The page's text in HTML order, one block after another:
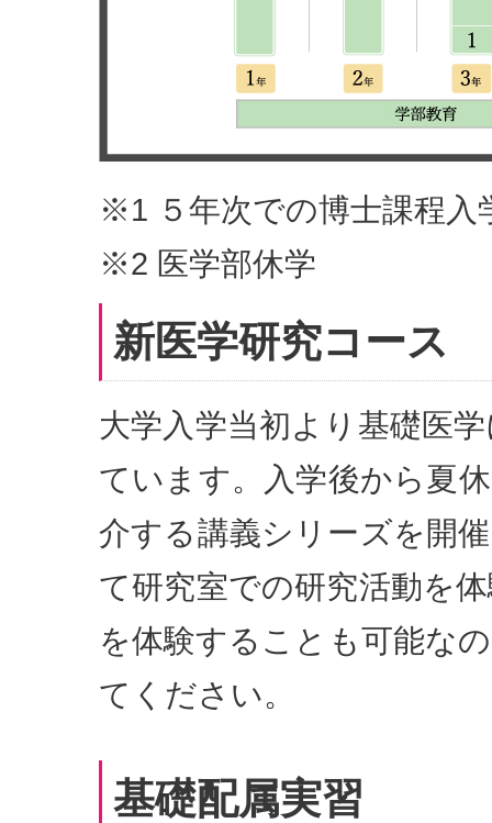
※1 ５年次での博士課程入
※2 医学部休学
新医学研究コース
大学入学当初より基礎医
ています。入学後から夏
介する講義シリーズを開
て研究室での研究活動を
を体験することも可能な
てください。
基礎配属実習